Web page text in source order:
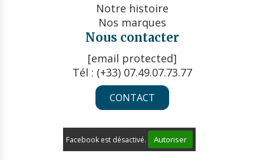
Notre histoire
Nos marques
Nous contacter
[email protected]
Tél : (+33) 07.49.07.73.77
CONTACT
Facebook est désactivé. Autoriser